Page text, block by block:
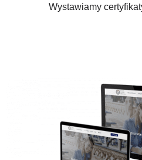
Wystawiamy